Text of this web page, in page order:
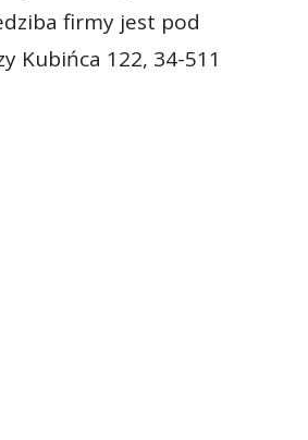
firmy jest pod
Kubińca 122, 34-511